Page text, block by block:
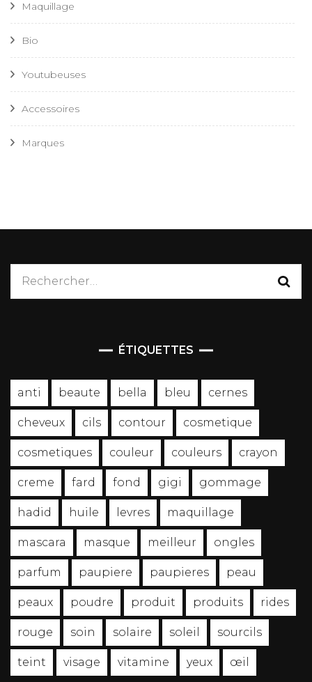
Maquillage
Bio
Youtubeuses
Accessoires
Marques
Rechercher :
ÉTIQUETTES
anti beaute bella bleu cernes
cheveux cils contour cosmetique
cosmetiques couleur couleurs crayon
creme fard fond gigi gommage
hadid huile levres maquillage
mascara masque meilleur ongles
parfum paupiere paupieres peau
peaux poudre produit produits rides
rouge soin solaire soleil sourcils
teint visage vitamine yeux œil